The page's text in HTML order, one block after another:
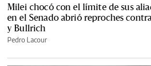
Milei chocó con el límite de sus
en el Senado abrió reproches
y Bullrich
Pedro Lacour